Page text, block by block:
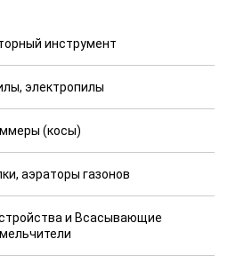
инструмент
электропилы
(косы)
аэраторы газонов
и Всасывающие